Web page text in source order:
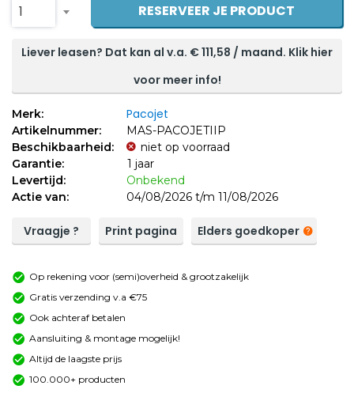
1 RESERVEER JE PRODUCT
Liever leasen? Dat kan al v.a. €111,58 / maand. Klik hier
voor meer info!
Merk: Pacojet
Artikelnummer:
MAS-PACOJETIIP
Beschikbaarheid:
niet op voorraad
Garantie:
1 jaar
Levertijd:
Onbekend
Actie van:
04/08/2026 t/m 11/08/2026
Vraagje ? Print pagina Elders goedkoper
Op rekening voor (semi)overheid & grootzakelijk
Gratis verzending v.a €75
Ook achteraf betalen
Aansluiting & montage mogelijk!
Altijd de laagste prijs
100.000+ producten